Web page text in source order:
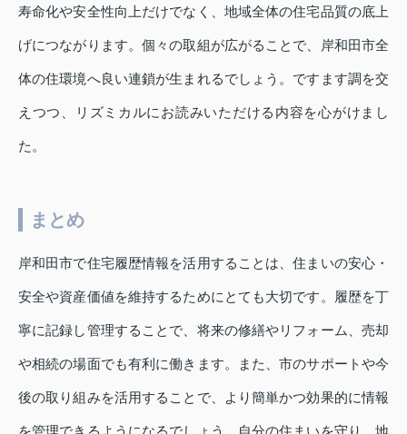
寿命化や安全性向上だけでなく、地域全体の住宅品質の底上
げにつながります。個々の取組が広がることで、岸和田市全
体の住環境へ良い連鎖が生まれるでしょう。ですます調を交
えつつ、リズミカルにお読みいただける内容を心がけまし
た。
まとめ
岸和田市で住宅履歴情報を活用することは、住まいの安心・
安全や資産価値を維持するためにとても大切です。履歴を丁
寧に記録し管理することで、将来の修繕やリフォーム、売却
や相続の場面でも有利に働きます。また、市のサポートや今
後の取り組みを活用することで、より簡単かつ効果的に情報
を管理できるようになるでしょう。自分の住まいを守り、地